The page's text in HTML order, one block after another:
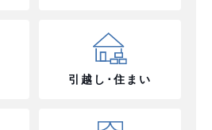
引越し･住まい